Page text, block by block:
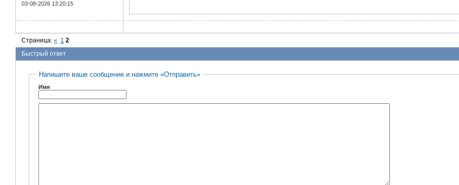
03-08-2026 13:20:15
Страница:« 1 2
Быстрый ответ
Напишите ваше сообщение и нажмите «Отправить»
Имя